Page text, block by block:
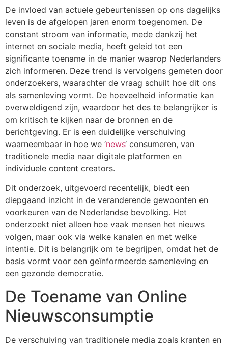
De invloed van actuele gebeurtenissen op ons dagelijks
leven is de afgelopen jaren enorm toegenomen. De
constant stroom van informatie, mede dankzij het
internet en sociale media, heeft geleid tot een
significante toename in de manier waarop Nederlanders
zich informeren. Deze trend is vervolgens gemeten door
onderzoekers, waarachter de vraag schuilt hoe dit ons
als samenleving vormt. De hoeveelheid informatie kan
overweldigend zijn, waardoor het des te belangrijker is
om kritisch te kijken naar de bronnen en de
berichtgeving. Er is een duidelijke verschuiving
waarneembaar in hoe we ‘news‘ consumeren, van
traditionele media naar digitale platformen en
individuele content creators.
Dit onderzoek, uitgevoerd recentelijk, biedt een
diepgaand inzicht in de veranderende gewoonten en
voorkeuren van de Nederlandse bevolking. Het
onderzoekt niet alleen hoe vaak mensen het nieuws
volgen, maar ook via welke kanalen en met welke
intentie. Dit is belangrijk om te begrijpen, omdat het de
basis vormt voor een geïnformeerde samenleving en
een gezonde democratie.
De Toename van Online
Nieuwsconsumptie
De verschuiving van traditionele media zoals kranten en